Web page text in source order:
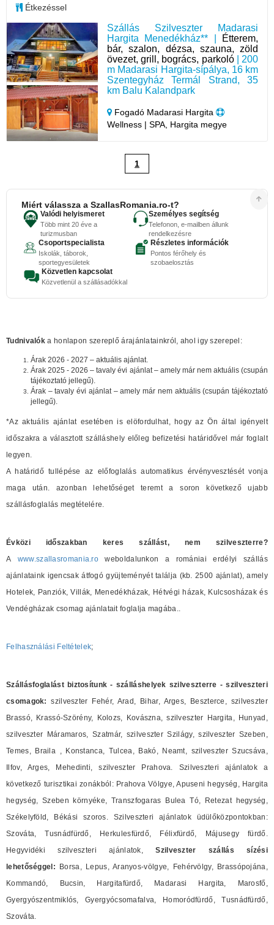
Szállás Szilveszter Madarasi
Hargita Menedékház** |
Étterem,
bár, szalon, dézsa, szauna, zöld
övezet, grill, bogrács, parkoló| 200
m Madarasi Hargita-sípálya, 16 km
Szentegyház Termál Strand, 35
km Balu Kalandpark
Fogadó Madarasi Hargita
Wellness | SPA, Hargita megye
Étkezéssel
1
Miért válassza a SzallasRomania.ro-t?
Valódi helyismeret
Több mint 20 éve a
turizmusban
Személyes segítség
Telefonon, e-mailben állunk
rendelkezésre
Csoportspecialista
Iskolák, táborok,
sportegyesületek
Részletes információk
Pontos férőhely és
szobaelosztás
Közvetlen kapcsolat
Közvetlenül a szállásadókkal
Tudnivalók a honlapon szereplő árajánlatainkról, ahol igy szerepel:
Árak 2026 - 2027 – aktuális ajánlat.
Árak 2025 - 2026 – tavaly évi ajánlat – amely már nem aktuális (csupán
tájékoztató jellegű).
Árak – tavaly évi ajánlat – amely már nem aktuális (csupán tájékoztató
jellegű).
*Az aktuális ajánlat esetében is elöfordulhat, hogy az Ön által igényelt
időszakra a választott szálláshely előleg befizetési határidővel már foglalt
legyen.
A határidő tullépése az előfoglalás automatikus érvényvesztését vonja
maga után. azonban lehetőséget teremt a soron következő ujabb
szállásfoglalás megtételére.
Évközi időszakban keres szállást, nem szilveszterre?
A www.szallasromania.ro weboldalunkon a romániai erdélyi szállás
ajánlataink igencsak átfogó gyüjteményét találja (kb. 2500 ajánlat), amely
Hotelek, Panziók, Villák, Menedékházak, Hétvégi házak, Kulcsosházak és
Vendégházak csomag ajánlatait foglalja magába..
Felhasználási Feltételek;
Szállásfoglalást biztosítunk - szálláshelyek szilveszterre - szilveszteri
csomagok: szilveszter Fehér, Arad, Bihar, Arges, Beszterce, szilveszter
Brassó, Krassó-Szörény, Kolozs, Kovászna, szilveszter Hargita, Hunyad,
szilveszter Máramaros, Szatmár, szilveszter Szilágy, szilveszter Szeben,
Temes, Braila , Konstanca, Tulcea, Bakó, Neamt, szilveszter Szucsáva,
Ilfov, Arges, Mehedinti, szilveszter Prahova. Szilveszteri ajánlatok a
következő turisztikai zonákból: Prahova Völgye, Apuseni hegység, Hargita
hegység, Szeben környéke, Transzfogaras Bulea Tó, Retezat hegység,
Székelyföld, Békási szoros. Szilveszteri ajánlatok üdülőközpontokban:
Szováta, Tusnádfürdő, Herkulesfürdő, Félixfürdő, Májusegy fürdő.
Hegyvidéki szilveszteri ajánlatok,Szilveszter szállás sízési
lehetőséggel: Borsa, Lepus, Aranyos-völgye, Fehérvölgy, Brassópojána,
Kommandó, Bucsin, Hargitafürdő, Madarasi Hargita, Marosfő,
Gyergyószentmiklós, Gyergyócsomafalva, Homoródfürdő, Tusnádfürdő,
Szováta.